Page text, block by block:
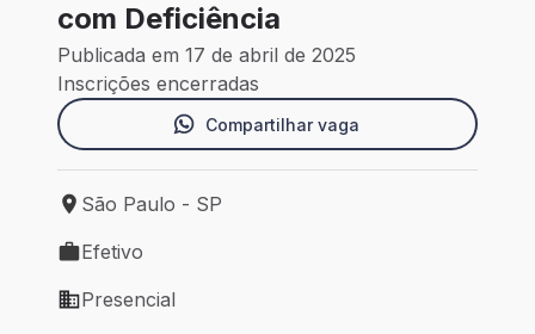
com Deficiência
Publicada em 17 de abril de 2025
Inscrições encerradas
Compartilhar vaga
Local de trabalho: São Paulo - SP
São Paulo - SP
Tipo de vaga: Efetivo
Efetivo
Modelo de trabalho: Presencial
Presencial